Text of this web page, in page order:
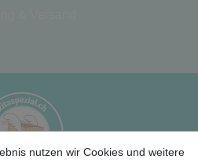
nutzen wir Cookies und weitere